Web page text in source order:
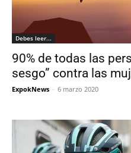
Debes leer...
90% de todas las
sesgo” contra las
ExpokNews - 6 marzo 2020